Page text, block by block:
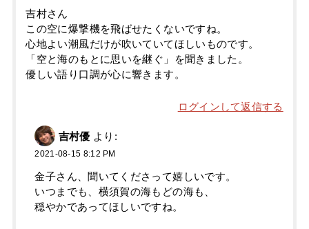
吉村さん
この空に爆撃機を飛ばせたくないですね。
心地よい潮風だけが吹いていてほしいものです。
「空と海のもとに思いを継ぐ」を聞きました。
優しい語り口調が心に響きます。
ログインして返信する
吉村優 より:
2021-08-15 8:12 PM
金子さん、聞いてくださって嬉しいです。
いつまでも、横須賀の海もどの海も、
穏やかであってほしいですね。